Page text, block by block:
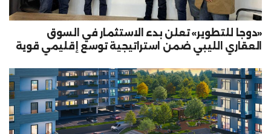
«دوجا للتطوير» تعلن بدء الاستثمار في السوق
العقاري الليبي ضمن استراتيجية توسع إقليمي قوية